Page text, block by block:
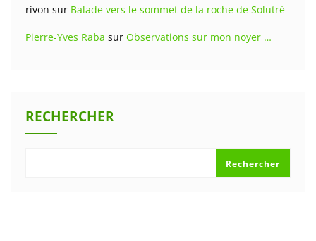
rivon sur Balade vers le sommet de la roche de Solutré
Pierre-Yves Raba sur Observations sur mon noyer …
RECHERCHER
Rechercher